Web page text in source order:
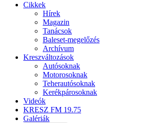
Cikkek
Hírek
Magazin
Tanácsok
Baleset-megelőzés
Archívum
Kreszváltozások
Autósoknak
Motorosoknak
Teherautósoknak
Kerékpárosoknak
Videók
KRESZ FM 19.75
Galériák